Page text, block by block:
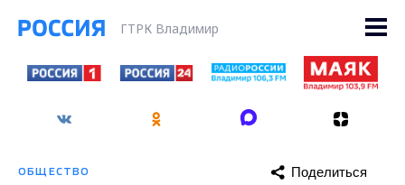
ГТРК Владимир
ОБЩЕСТВО Поделиться